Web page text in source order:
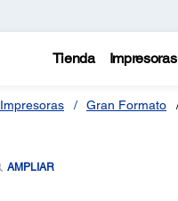
Tienda Impresoras
Impresoras Gran Formato
AMPLIAR